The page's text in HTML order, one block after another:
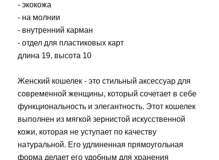
- экокожа
- на молнии
- внутренний карман
- отдел для пластиковых карт
длина 19, высота 10
Женский кошелек - это стильный аксессуар для
современной женщины, который сочетает в себе
функциональность и элегантность. Этот кошелек
выполнен из мягкой зернистой искусственной
кожи, которая не уступает по качеству
натуральной. Его удлиненная прямоугольная
форма делает его удобным для хранения